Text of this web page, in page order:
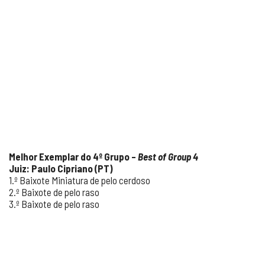
Melhor Exemplar do 4º Grupo – Best of Group 4
Juiz: Paulo Cipriano (PT)
1.º Baixote Miniatura de pelo cerdoso
2.º Baixote de pelo raso
3.º Baixote de pelo raso